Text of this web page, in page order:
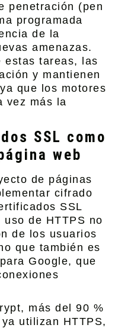
penetración (pen
programada
de la
amenazas.
estas tareas, las
y mantienen
que los motores
vez más la
SSL como
web
de páginas
cifrado
SSL
de HTTPS no
de los usuarios
que también es
Google, que
más del 90 %
utilizan HTTPS,